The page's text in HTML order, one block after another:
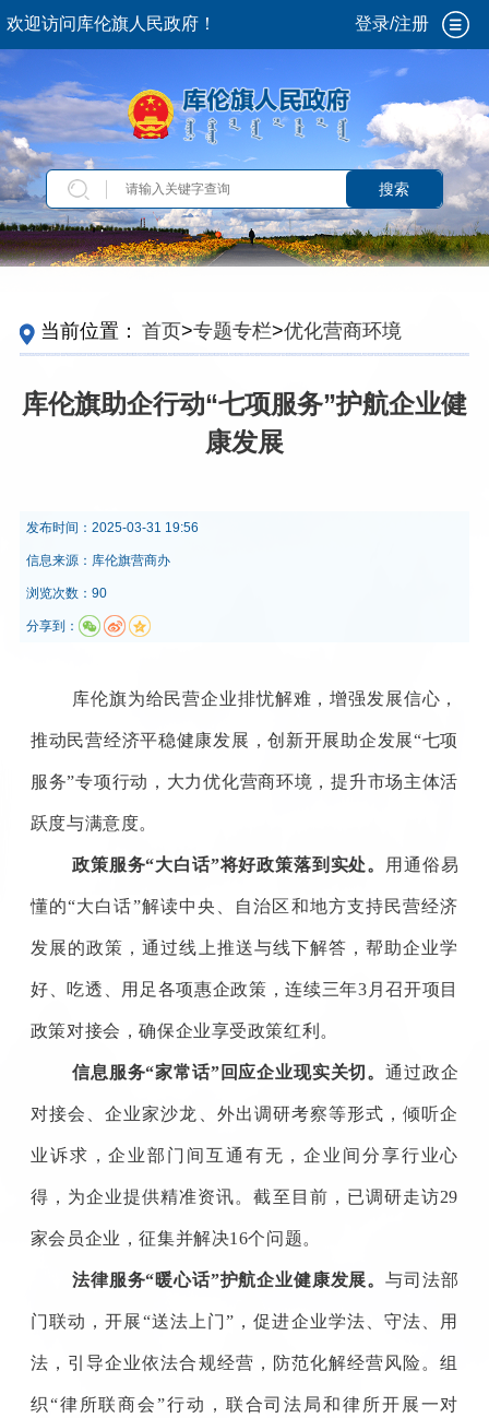
欢迎访问库伦旗人民政府！ 登录/注册
搜索
当前位置： 首页>专题专栏>优化营商环境
库伦旗助企行动“七项服务”护航企业健
康发展
发布时间： 2025-03-31 19:56
信息来源： 库伦旗营商办
浏览次数：90
分享到：
库伦旗为给民营企业排忧解难，增强发展信心，
推动民营经济平稳健康发展，创新开展助企发展“七项
服务”专项行动，大力优化营商环境，提升市场主体活
跃度与满意度。
政策服务“大白话”将好政策落到实处。 用通俗易
懂的“大白话”解读中央、自治区和地方支持民营经济
发展的政策，通过线上推送与线下解答，帮助企业学
好、吃透、用足各项惠企政策，连续三年3月召开项目
政策对接会，确保企业享受政策红利。
信息服务“家常话”回应企业现实关切。通过政企
对接会、企业家沙龙、外出调研考察等形式，倾听企
业诉求，企业部门间互通有无，企业间分享行业心
得，为企业提供精准资讯。截至目前，已调研走访29
家会员企业，征集并解决16个问题。
法律服务“暖心话”护航企业健康发展。与司法部
门联动，开展“送法上门”，促进企业学法、守法、用
法，引导企业依法合规经营，防范化解经营风险。组
织“律所联商会”行动，联合司法局和律所开展一对